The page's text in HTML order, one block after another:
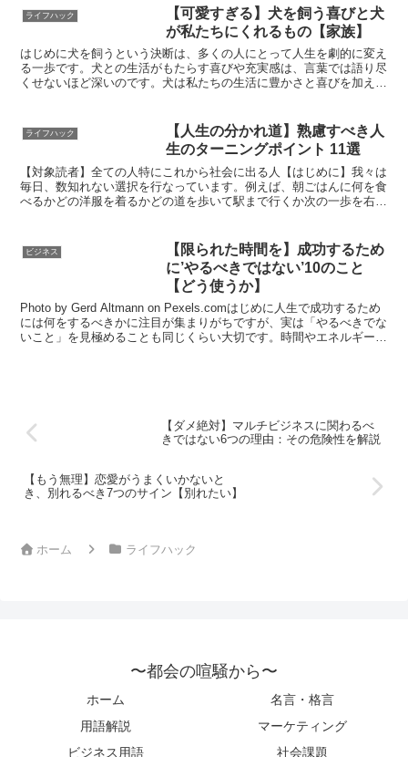
ライフハック
【可愛すぎる】犬を飼う喜びと犬
が私たちにくれるもの【家族】
はじめに犬を飼うという決断は、多くの人にとって人生を劇的に変え
る一歩です。犬との生活がもたらす喜びや充実感は、言葉では語り尽
くせないほど深いのです。犬は私たちの生活に豊かさと喜びを加え、
ライフハック
【人生の分かれ道】熟慮すべき人
生のターニングポイント 11選
【対象読者】全ての人特にこれから社会に出る人【はじめに】我々は
毎日、数知れない選択を行なっています。例えば、朝ごはんに何を食
べるかどの洋服を着るかどの道を歩いて駅まで行くか次の一歩を右足
ビジネス
【限られた時間を】成功するため
に’やるべきではない’10のこと
【どう使うか】
Photo by Gerd Altmann on Pexels.comはじめに人生で成功するため
には何をするべきかに注目が集まりがちですが、実は「やるべきでな
いこと」を見極めることも同じくらい大切です。時間やエネルギーは
【ダメ絶対】マルチビジネスに関わるべ
きではない6つの理由：その危険性を解説
【もう無理】恋愛がうまくいかないと
き、別れるべき7つのサイン【別れたい】
ホーム ライフハック
〜都会の喧騒から〜
ホーム
名言・格言
用語解説
マーケティング
ビジネス用語
社会課題